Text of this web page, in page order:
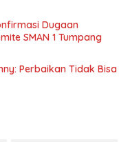
Dugaan
SMAN 1 Tumpang
Perbaikan Tidak Bisa